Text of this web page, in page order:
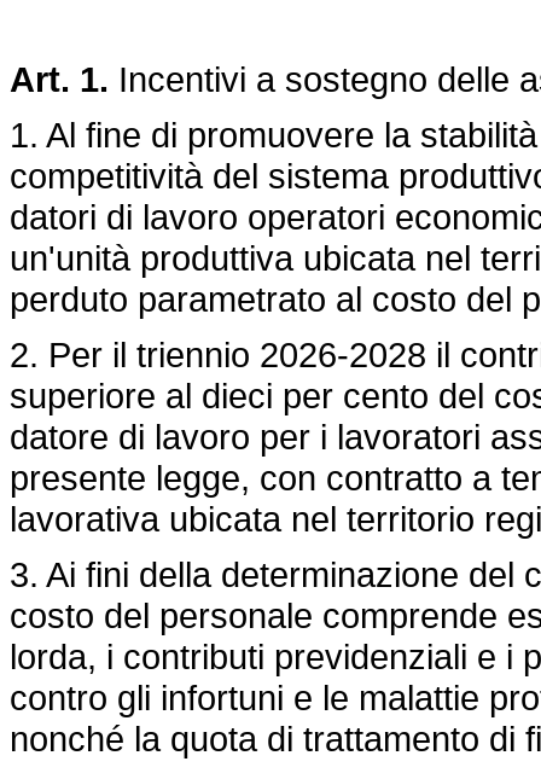
Art. 1. Incentivi a sostegno delle
1. Al fine di promuovere la
competitività del sistema
datori di lavoro operatori
un'unità produttiva ubicata nel
perduto parametrato al costo del
2. Per il triennio 2026-2028 il
superiore al dieci per cento del
datore di lavoro per i lavoratori
presente legge, con contratto a
lavorativa ubicata nel territorio
3. Ai fini della determinazione del
costo del personale comprende
lorda, i contributi previdenziali e i
contro gli infortuni e le malattie
nonché la quota di trattamento di